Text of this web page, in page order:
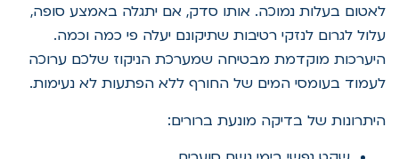
לאטום בעלות נמוכה. אותו סדק, אם יתגלה באמצע סופה,
עלול לגרום לנזקי רטיבות שתיקונם יעלה פי כמה וכמה.
היערכות מוקדמת מבטיחה שמערכת הניקוז שלכם ערוכה
לעמוד בעומסי המים של החורף ללא הפתעות לא נעימות.
היתרונות של בדיקה מונעת ברורים: